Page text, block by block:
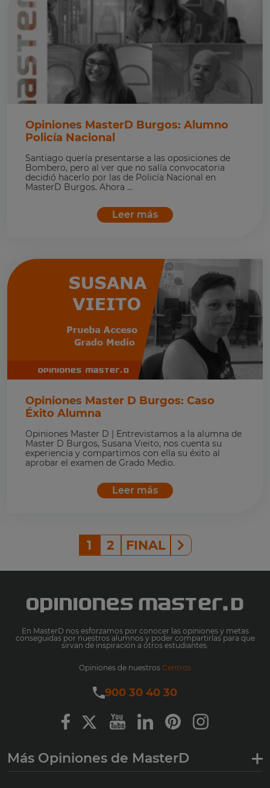
Opiniones MasterD Burgos: Alumno
Policía Nacional
Santiago quería presentarse a las oposiciones de
Bombero, pero al ver que no salía convocatoria
decidió hacerlo por las de Policía Nacional en
MasterD Burgos. Ahora ...
Leer más
Opiniones Master D Burgos: Caso
Éxito Alumna
Opiniones Master D | Entrevistamos a la alumna de
Master D Burgos, Susana Vieito, nos cuenta su
experiencia y compartimos con ella su éxito al
aprobar el examen de Grado Medio.
Leer más
1 2 FINAL
En MasterD nos esforzamos por conocer las opiniones y metas
conseguidas por nuestros alumnos y poder compartirlas para que
sirvan de inspiración a otros estudiantes.
Opiniones de nuestros Centros
900 30 40 30
Más Opiniones de MasterD